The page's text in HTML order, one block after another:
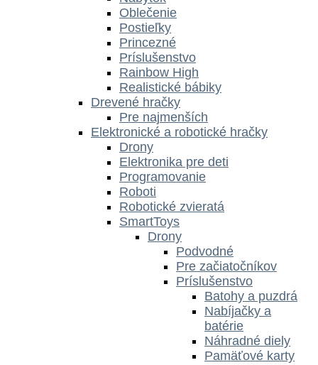
Oblečenie
Postieľky
Princezné
Príslušenstvo
Rainbow High
Realistické bábiky
Drevené hračky
Pre najmenších
Elektronické a robotické hračky
Drony
Elektronika pre deti
Programovanie
Roboti
Robotické zvieratá
SmartToys
Drony
Podvodné
Pre začiatočníkov
Príslušenstvo
Batohy a puzdrá
Nabíjačky a
batérie
Náhradné diely
Pamäťové karty